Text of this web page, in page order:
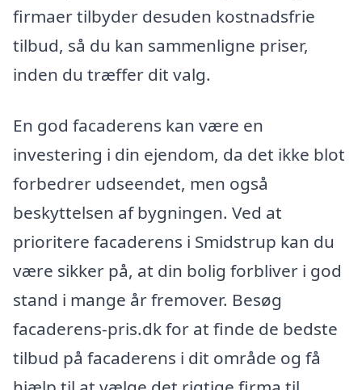
firmaer tilbyder desuden kostnadsfrie
tilbud, så du kan sammenligne priser,
inden du træffer dit valg.
En god facaderens kan være en
investering i din ejendom, da det ikke blot
forbedrer udseendet, men også
beskyttelsen af bygningen. Ved at
prioritere facaderens i Smidstrup kan du
være sikker på, at din bolig forbliver i god
stand i mange år fremover. Besøg
facaderens-pris.dk for at finde de bedste
tilbud på facaderens i dit område og få